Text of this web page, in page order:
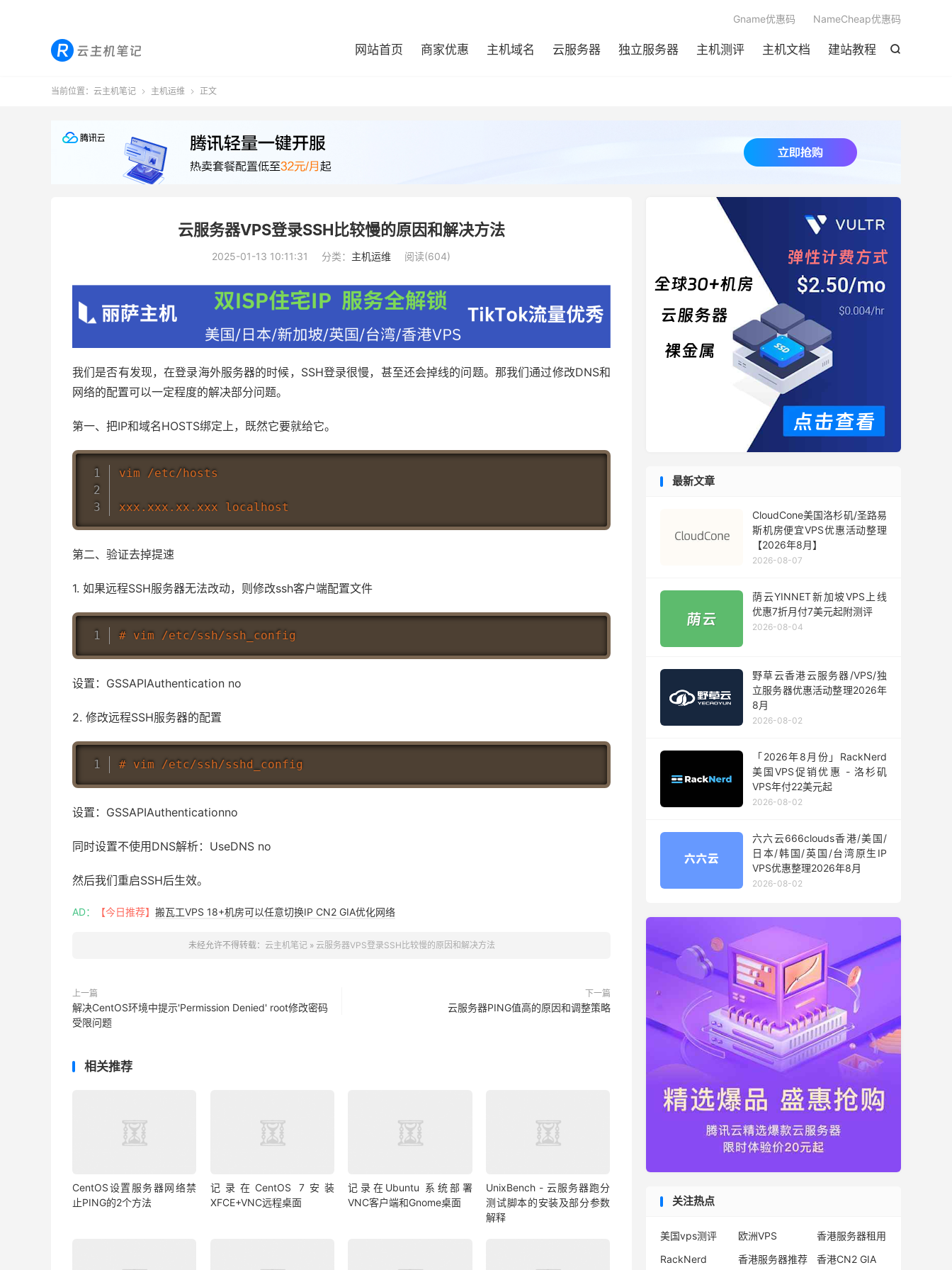

网站首页 商家优惠 主机域名 云服务器 独立服务器 主机测评 主机文档 建站教程
Gname优惠码 NameCheap优惠码
当前位置： 云主机笔记  主机运维  正文
云服务器VPS登录SSH比较慢的原因和解决方法
2025-01-13 10:11:31 分类： 主机运维 阅读(604)
我们是否有发现，在登录海外服务器的时候，SSH登录很慢，甚至还会掉线的问题。那我们通过修改DNS和
网络的配置可以一定程度的解决部分问题。
第一、把IP和域名HOSTS绑定上，既然它要就给它。
vim /etc/hosts
第二、验证去掉提速
1. 如果远程SSH服务器无法改动，则修改ssh客户端配置文件
设置：GSSAPIAuthentication no
2. 修改远程SSH服务器的配置
设置：GSSAPIAuthenticationno
同时设置不使用DNS解析：UseDNS no
然后我们重启SSH后生效。
AD： 【今日推荐】 搬瓦工VPS 18+机房可以任意切换IP CN2 GIA优化网络
未经允许不得转载： 云主机笔记» 云服务器VPS登录SSH比较慢的原因和解决方法
上一篇
解决CentOS环境中提示'Permission Denied' root修改密码
受限问题
下一篇
云服务器PING值高的原因和调整策略
相关推荐
CentOS设置服务器网络禁
止PING的2个方法
记录在CentOS 7安装
XFCE+VNC远程桌面
记录在Ubuntu 系统部署
VNC客户端和Gnome桌面
UnixBench - 云服务器跑分
测试脚本的安装及部分参数
解释
最新文章
CloudCone美国洛杉矶/圣路易
斯机房便宜VPS优惠活动整理
【2026年8月】
2026-08-07
荫云YINNET新加坡VPS上线
优惠7折月付7美元起附测评
2026-08-04
野草云香港云服务器/VPS/独
立服务器优惠活动整理2026年
8月
2026-08-02
「2026年8月份」RackNerd
美国VPS促销优惠 - 洛杉矶
VPS年付22美元起
2026-08-02
六六云666clouds香港/美国/
日本/韩国/英国/台湾原生IP
VPS优惠整理2026年8月
2026-08-02
关注热点
美国vps测评 欧洲VPS
香港服务器租用
RackNerd
香港服务器推荐 香港CN2 GIA